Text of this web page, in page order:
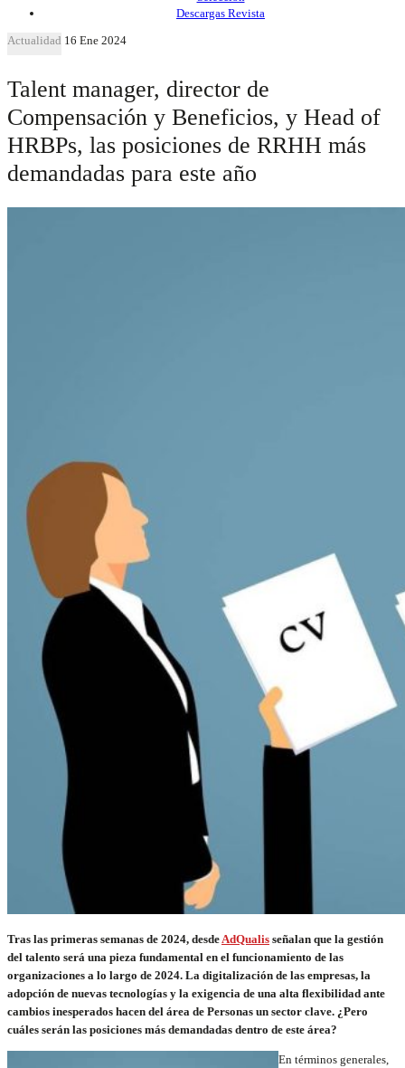
Descargas Revista
Actualidad 16 Ene 2024
Talent manager, director de
Compensación y Beneficios, y Head of
HRBPs, las posiciones de RRHH más
demandadas para este año
Tras las primeras semanas de 2024, desdeAdQualis señalan que la gestión
del talento será una pieza fundamental en el funcionamiento de las
organizaciones a lo largo de 2024. La digitalización de las empresas, la
adopción de nuevas tecnologías y la exigencia de una alta flexibilidad ante
cambios inesperados hacen del área de Personas un sector clave. ¿Pero
cuáles serán las posiciones más demandadas dentro de este área?
En términos generales,